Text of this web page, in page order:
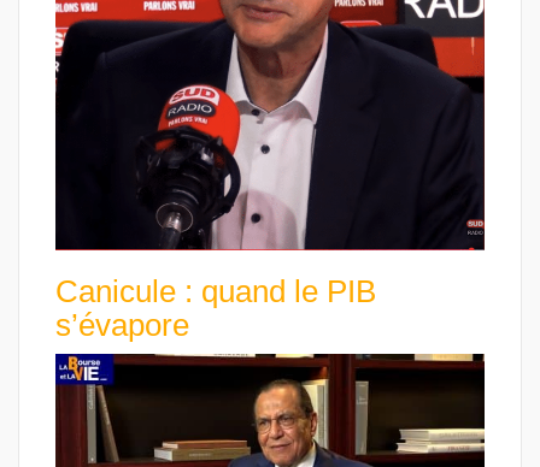
Canicule : quand le PIB
s’évapore